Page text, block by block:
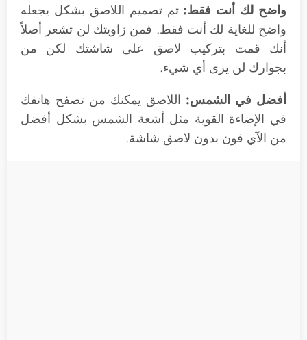
واضح لك أنت فقط: تم تصميم اللاصق بشكل يجعله
واضح للغاية لك أنت فقط. فمن زاويتك لن تشعر أصلاً
أنك قمت بتركيب لاصق على شاشتك لكن من
بجوارك لن يرى أي شيء.
أفضل في الشمس: اللاصق يمكنك من تصفح هاتفك
في الإضاءة القوية مثل أشعة الشمس بشكل أفضل
من الآي فون بدون لاصق شاشة.